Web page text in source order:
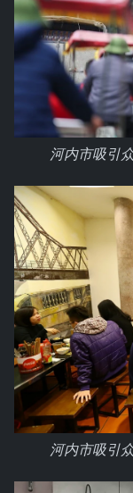
河内市吸引
河内市吸引